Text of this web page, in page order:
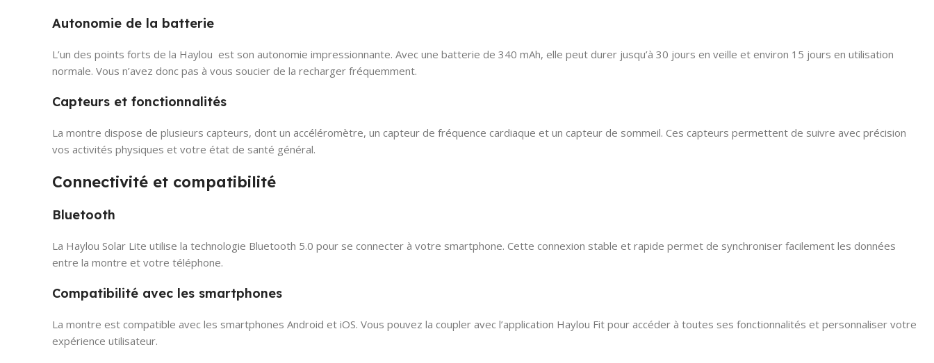
Autonomie de la batterie
L’un des points forts de la Haylou est son autonomie impressionnante. Avec une batterie de 340 mAh, elle peut durer jusqu’à 30 jours en veille et environ 15 jours en utilisation
normale. Vous n’avez donc pas à vous soucier de la recharger fréquemment.
Capteurs et fonctionnalités
La montre dispose de plusieurs capteurs, dont un accéléromètre, un capteur de fréquence cardiaque et un capteur de sommeil. Ces capteurs permettent de suivre avec précision
vos activités physiques et votre état de santé général.
Connectivité et compatibilité
Bluetooth
La Haylou Solar Lite utilise la technologie Bluetooth 5.0 pour se connecter à votre smartphone. Cette connexion stable et rapide permet de synchroniser facilement les données
entre la montre et votre téléphone.
Compatibilité avec les smartphones
La montre est compatible avec les smartphones Android et iOS. Vous pouvez la coupler avec l’application Haylou Fit pour accéder à toutes ses fonctionnalités et personnaliser votre
expérience utilisateur.